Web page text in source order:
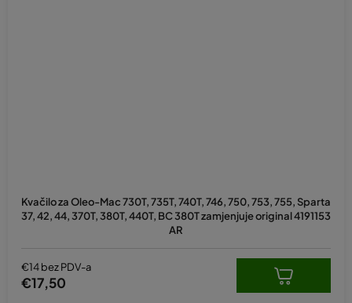
Kvačilo za Oleo-Mac 730T, 735T, 740T, 746, 750, 753, 755, Sparta
37, 42, 44, 370T, 380T, 440T, BC 380T zamjenjuje original 4191153
AR
€14 bez PDV-a
€17,50